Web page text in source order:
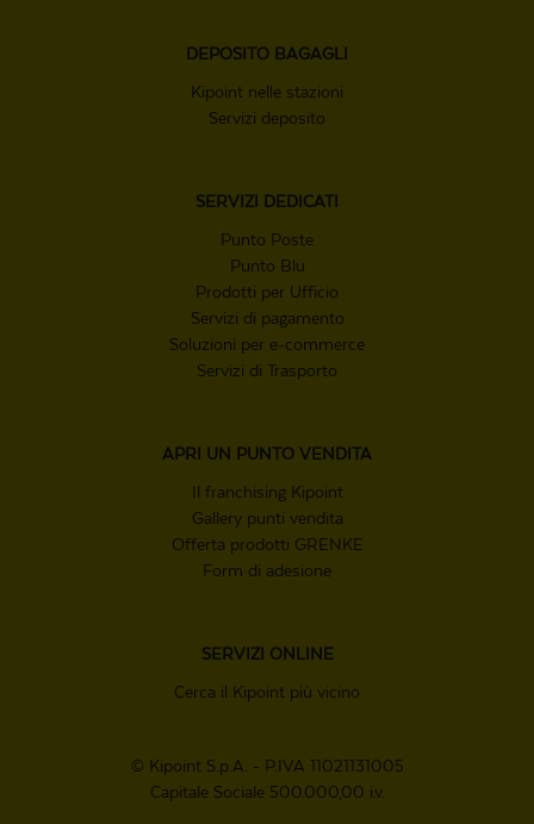
DEPOSITO BAGAGLI
Kipoint nelle stazioni
Servizi deposito
SERVIZI
DEDICATI
Punto Poste
Punto Blu
Prodotti per Ufficio
Servizi di pagamento
Soluzioni per e-commerce
Servizi di Trasporto
APRI UN
PUNTO VENDITA
Il franchising Kipoint
Gallery punti vendita
Offerta prodotti GRENKE
Form di adesione
SERVIZI ONLINE
Cerca il Kipoint più vicino
© Kipoint S.p.A. - P.IVA 11021131005
Capitale Sociale 500.000,00 i.v.